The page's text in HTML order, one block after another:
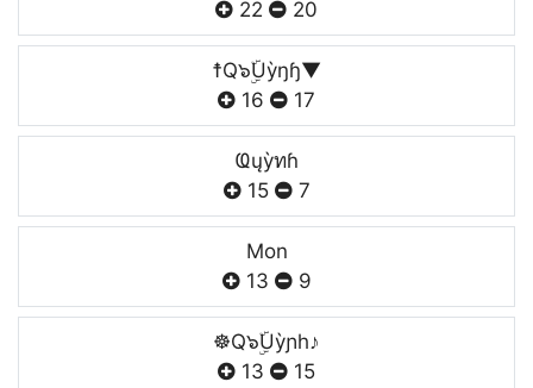
22
20
☨Q๖ۣۜUỳŋɧ▼
16
17
Ҩųỳทɦ
15
7
Mon
13
9
☸Q๖ۣۜUỳɲh♪
13
15